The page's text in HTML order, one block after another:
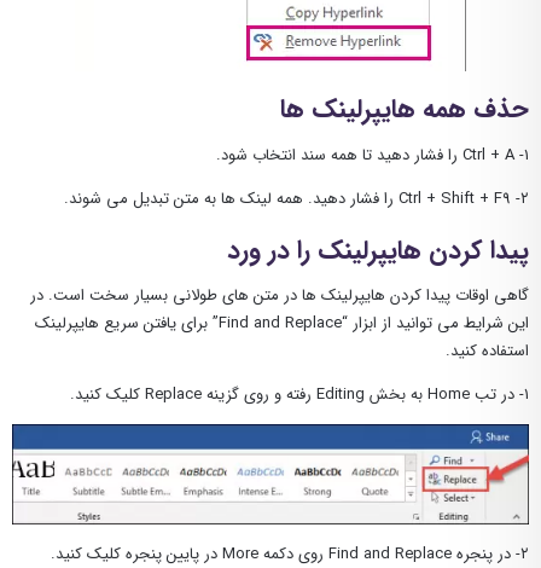
حذف همه هایپرلینک ها
۱- Ctrl + A را فشار دهید تا همه سند انتخاب شود.
۲- Ctrl + Shift + F9 را فشار دهید. همه لینک ها به متن تبدیل می شوند.
پیدا کردن هایپرلینک را در ورد
گاهی اوقات پیدا کردن هایپرلینک ها در متن های طولانی بسیار سخت است. در
این شرایط می توانید از ابزار “Find and Replace” برای یافتن سریع هایپرلینک
استفاده کنید.
۱- در تب Home به بخش Editing رفته و روی گزینه Replace کلیک کنید.
۲- در پنجره Find and Replace روی دکمه More در پایین پنجره کلیک کنید.